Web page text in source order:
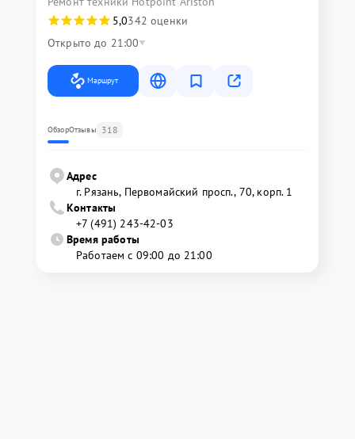
5,0342 оценки
Открыто до 21:00
Маршрут
ОбзорОтзывы 318
Адрес
г. Рязань, Первомайский просп., 70, корп. 1
Контакты
+7 (491) 243-42-03
Время работы
Работаем с 09:00 до 21:00